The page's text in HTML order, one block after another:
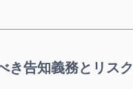
き告知義務とリスク